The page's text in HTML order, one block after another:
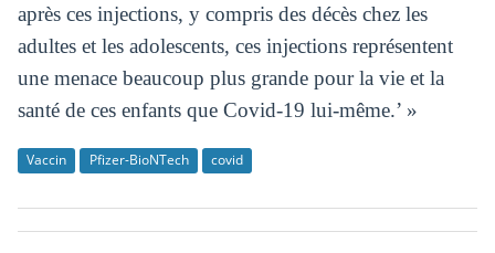
après ces injections, y compris des décès chez les
adultes et les adolescents, ces injections représentent
une menace beaucoup plus grande pour la vie et la
santé de ces enfants que Covid-19 lui-même.’ »
Vaccin Pfizer-BioNTech covid